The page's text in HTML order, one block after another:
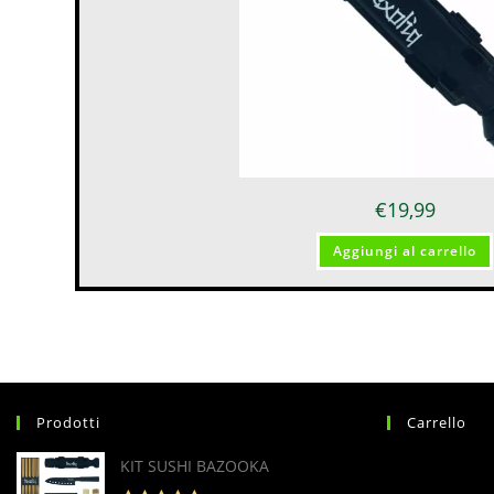
€19,99
Aggiungi al carrello
Prodotti
KIT SUSHI BAZOOKA
Carrello